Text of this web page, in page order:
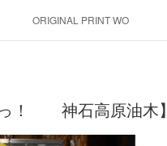
ORIGINAL PRINT WORK SHOP
）
昇華転写プリント
っ！ 神石高原油木】